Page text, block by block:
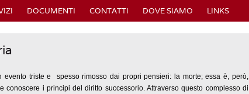
DOCUMENTI CONTATTI DOVE SIAMO LINKS
evento triste e spesso rimosso dai propri pensieri: la morte; essa è, però,
conoscere i principi del diritto successorio. Attraverso questo complesso di